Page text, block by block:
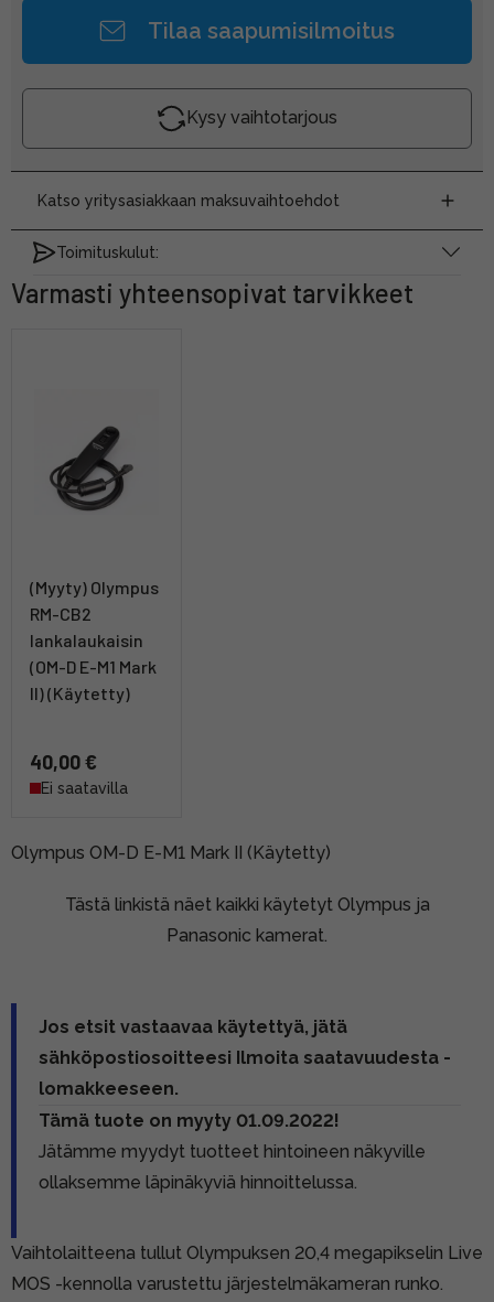
Tilaa saapumisilmoitus
Kysy vaihtotarjous
Katso yritysasiakkaan maksuvaihtoehdot
Toimituskulut:
Varmasti yhteensopivat tarvikkeet
(Myyty) Olympus
RM-CB2
lankalaukaisin
(OM-D E-M1 Mark
II) (Käytetty)
40,00 €
Ei saatavilla
Olympus OM-D E-M1 Mark II (Käytetty)
Tästä linkistä näet kaikki käytetyt Olympus ja
Panasonic kamerat.
Jos etsit vastaavaa käytettyä, jätä
sähköpostiosoitteesi Ilmoita saatavuudesta -
lomakkeeseen.
Tämä tuote on myyty 01.09.2022!
Jätämme myydyt tuotteet hintoineen näkyville
ollaksemme läpinäkyviä hinnoittelussa.
Vaihtolaitteena tullut Olympuksen 20,4 megapikselin Live
MOS -kennolla varustettu järjestelmäkameran runko.